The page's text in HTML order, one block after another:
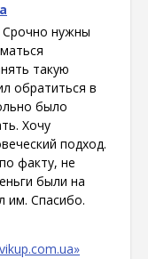
Срочно нужны
такую
обратиться в
было
Хочу
подход.
факту, не
были на
им. Спасибо.